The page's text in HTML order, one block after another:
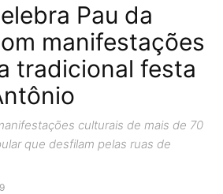
Pau da
manifestações
tradicional festa
culturais de mais de 70
que desfilam pelas ruas de